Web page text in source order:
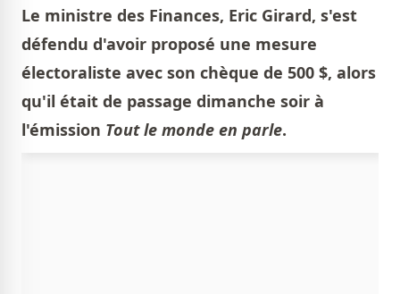
Le ministre des Finances, Eric Girard, s'est
défendu d'avoir proposé une mesure
électoraliste avec son chèque de 500 $, alors
qu'il était de passage dimanche soir à
l'émission Tout le monde en parle.